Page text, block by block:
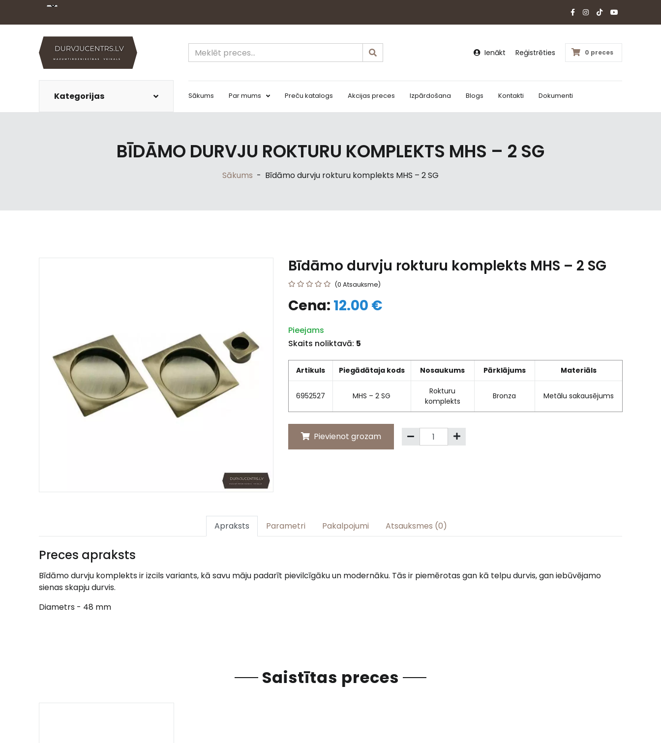
Ienākt Reģistrēties 0 preces
Kategorijas Sākums Par mums Preču katalogs Akcijas preces Izpārdošana Blogs Kontakti Dokumenti
BĪDĀMO DURVJU ROKTURU KOMPLEKTS MHS – 2 SG
Sākums - Bīdāmo durvju rokturu komplekts MHS – 2 SG
Bīdāmo durvju rokturu komplekts MHS – 2 SG
(0 Atsauksme)
Cena: 12.00 €
Pieejams
Skaits noliktavā: 5
Artikuls Piegādātaja kods Nosaukums Pārklājums Materiāls
6952527 MHS – 2 SG
Rokturu
komplekts
Bronza Metālu sakausējums
Pievienot grozam
Apraksts Parametri Pakalpojumi Atsauksmes (0)
Preces apraksts
Bīdāmo durvju komplekts ir izcils variants, kā savu māju padarīt pievilcīgāku un modernāku. Tās ir piemērotas gan kā telpu durvis, gan iebūvējamo
sienas skapju durvis.
Diametrs - 48 mm
Saistītas preces